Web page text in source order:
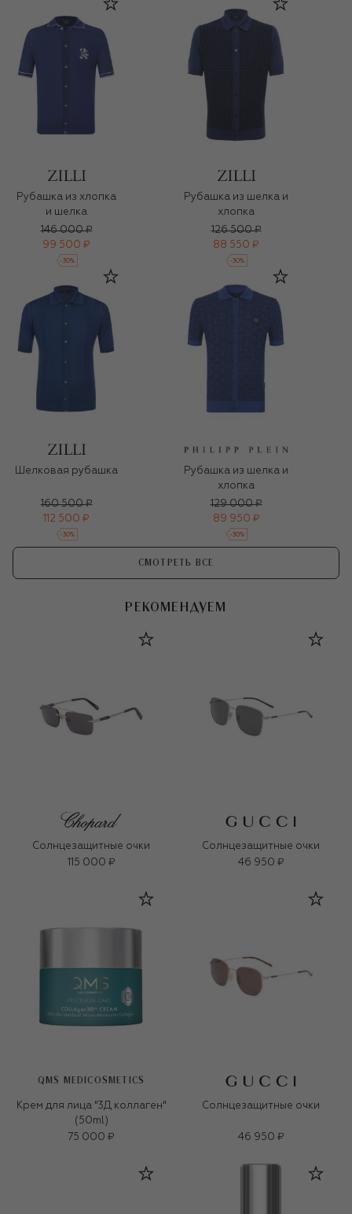
Рубашка из хлопка
и шелка
146 000 ₽
99 500 ₽
-30%
Рубашка из шелка и
хлопка
126 500 ₽
88 550 ₽
-30%
Шелковая рубашка
160 500 ₽
112 500 ₽
-30%
Рубашка из шелка и
хлопка
129 000 ₽
89 950 ₽
-30%
СМОТРЕТЬ ВСЕ
РЕКОМЕНДУЕМ
Солнцезащитные очки
115 000 ₽
Солнцезащитные очки
46 950 ₽
QMS MEDICOSMETICS
Крем для лица "3Д коллаген"
(50ml)
75 000 ₽
Солнцезащитные очки
46 950 ₽